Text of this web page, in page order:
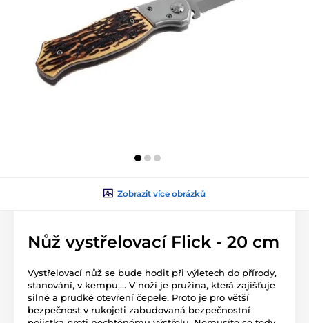
Zobrazit více obrázků
Nůž vystřelovací Flick - 20 cm
Vystřelovací nůž se bude hodit při výletech do přírody,
stanování, v kempu,... V noži je pružina, která zajišťuje
silné a prudké otevření čepele. Proto je pro větší
bezpečnost v rukojeti zabudovaná bezpečnostní